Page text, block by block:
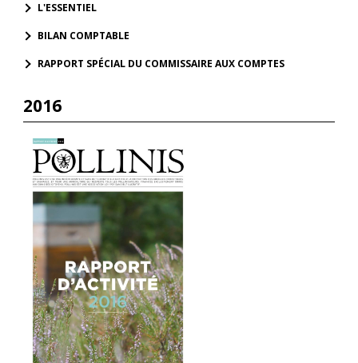
L'ESSENTIEL
BILAN COMPTABLE
RAPPORT SPÉCIAL DU COMMISSAIRE AUX COMPTES
2016